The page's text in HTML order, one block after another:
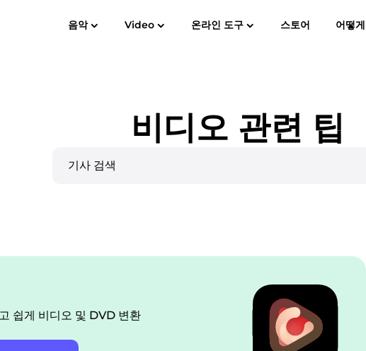
음악
YouTube 음악 변환기
Video 온라인 도구 스토어 어떻게
비디오 관련 팁
쉽게 비디오 및 DVD 변환